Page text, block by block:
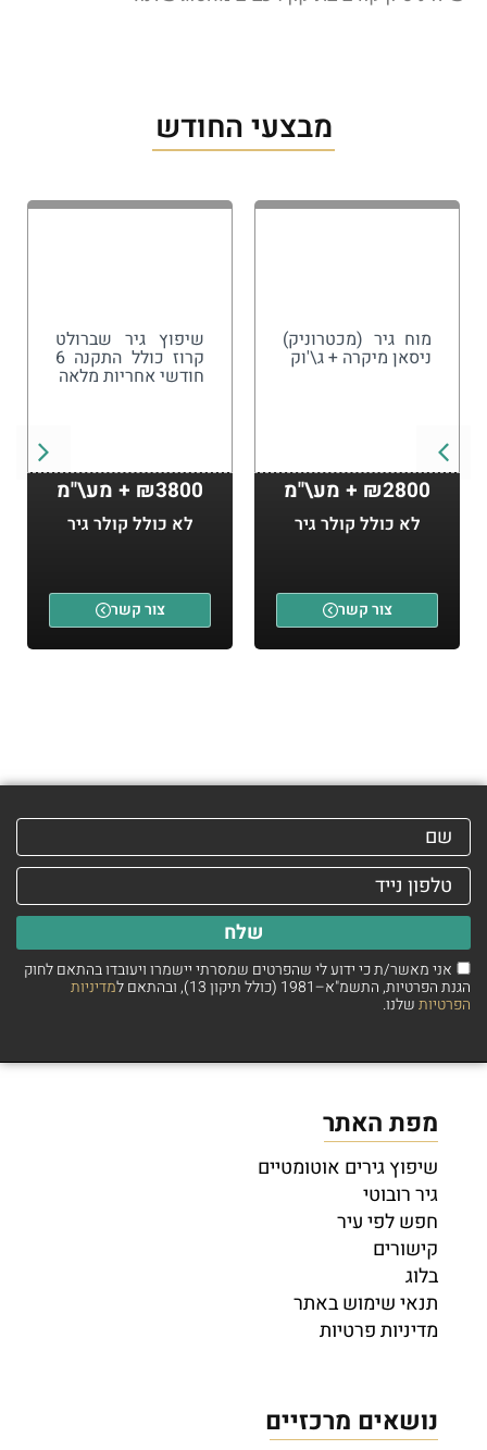
מבצעי החודש
מוח גיר (מכטרוניק)
ניסאן מיקרה + ג\'וק
₪2800 + מע\"מ
לא כולל קולר גיר
צור קשר
שיפוץ גיר שברולט
קרוז כולל התקנה 6
חודשי אחריות מלאה
₪3800 + מע\"מ
לא כולל קולר גיר
צור קשר
אני מאשר/ת כי ידוע לי שהפרטים שמסרתי יישמרו ויעובדו בהתאם לחוק
הגנת הפרטיות, התשמ"א–1981 (כולל תיקון 13), ובהתאם ל מדיניות
הפרטיותשלנו.
שלח
מפת האתר
שיפוץ גירים אוטומטיים
גיר רובוטי
חפש לפי עיר
קישורים
בלוג
תנאי שימוש באתר
מדיניות פרטיות
נושאים מרכזיים